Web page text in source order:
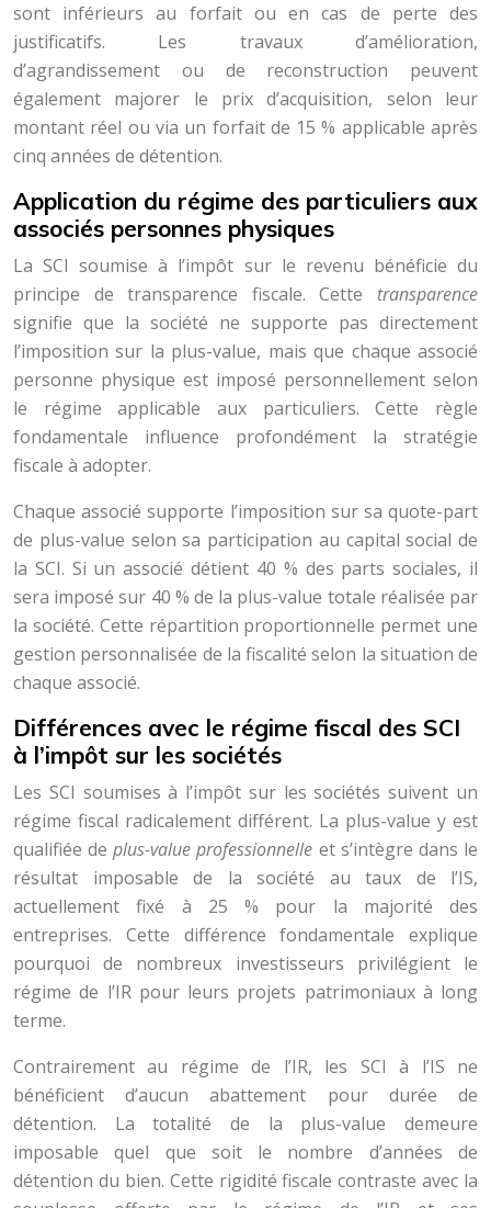
sont inférieurs au forfait ou en cas de perte des
justificatifs. Les travaux d’amélioration,
d’agrandissement ou de reconstruction peuvent
également majorer le prix d’acquisition, selon leur
montant réel ou via un forfait de 15 % applicable après
cinq années de détention.
Application du régime des particuliers aux
associés personnes physiques
La SCI soumise à l’impôt sur le revenu bénéficie du
principe de transparence fiscale. Cette transparence
signifie que la société ne supporte pas directement
l’imposition sur la plus-value, mais que chaque associé
personne physique est imposé personnellement selon
le régime applicable aux particuliers. Cette règle
fondamentale influence profondément la stratégie
fiscale à adopter.
Chaque associé supporte l’imposition sur sa quote-part
de plus-value selon sa participation au capital social de
la SCI. Si un associé détient 40 % des parts sociales, il
sera imposé sur 40 % de la plus-value totale réalisée par
la société. Cette répartition proportionnelle permet une
gestion personnalisée de la fiscalité selon la situation de
chaque associé.
Différences avec le régime fiscal des SCI
à l’impôt sur les sociétés
Les SCI soumises à l’impôt sur les sociétés suivent un
régime fiscal radicalement différent. La plus-value y est
qualifiée deplus-value professionnelle et s’intègre dans le
résultat imposable de la société au taux de l’IS,
actuellement fixé à 25 % pour la majorité des
entreprises. Cette différence fondamentale explique
pourquoi de nombreux investisseurs privilégient le
régime de l’IR pour leurs projets patrimoniaux à long
terme.
Contrairement au régime de l’IR, les SCI à l’IS ne
bénéficient d’aucun abattement pour durée de
détention. La totalité de la plus-value demeure
imposable quel que soit le nombre d’années de
détention du bien. Cette rigidité fiscale contraste avec la